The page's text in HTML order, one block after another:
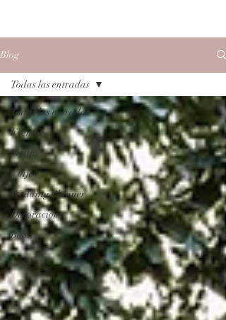
Blog
Todas las entradas
Eventos
Moda
Viajes
Wedding Planner
Decoración
Boda
Todas las entradas